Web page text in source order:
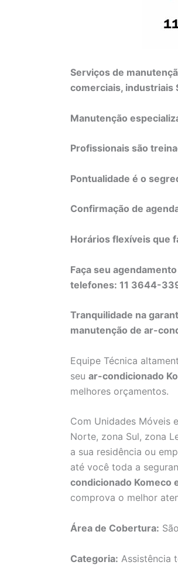
Serviços de
comerciais, industriais
Manutenção
Profissionais são
Pontualidade é o
Confirmação de
Horários flexíveis que
Faça seu
telefones: 11 3644-
Tranquilidade na
manutenção de ar-
Equipe Técnica
seu ar-condicionado
melhores orçamentos.
Com Unidades Móveis
Norte, zona Sul, zona
a sua residência ou
até você toda a
condicionado Komeco
comprova o melhor
Área de Cobertura:
Categoria: Assistência